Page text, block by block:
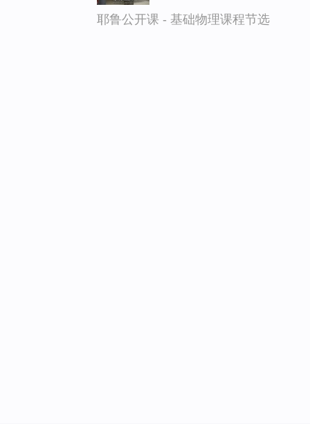
耶鲁公开课 - 基础物理课程节选